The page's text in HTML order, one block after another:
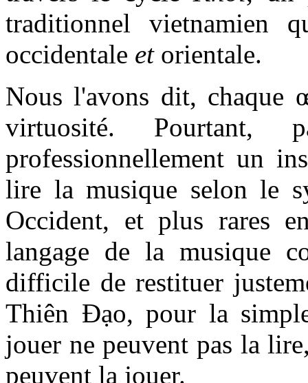
traditionnel vietnamien
occidentale etorientale.
Nous l'avons dit, chaque
virtuosité. Pourtant,
professionnellement un
lire la musique selon le
Occident, et plus rares
langage de la musique
difficile de restituer
Thiên Đạo, pour la
jouer ne peuvent pas la
peuvent la jouer.